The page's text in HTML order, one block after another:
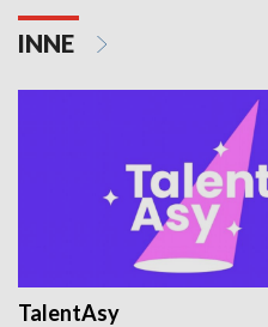
INNE
TalentAsy